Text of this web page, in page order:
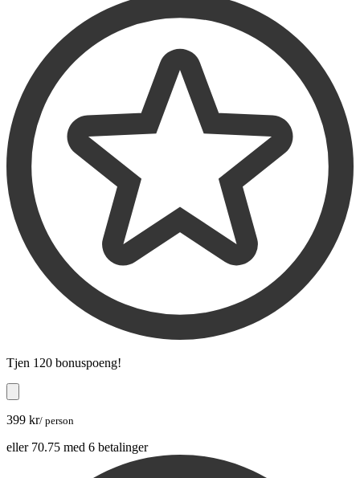
Tjen 120 bonuspoeng!
399 kr/ person
eller 70.75 med 6 betalinger